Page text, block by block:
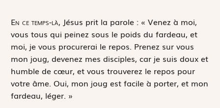
En ce temps-là, Jésus prit la parole : « Venez à moi,
vous tous qui peinez sous le poids du fardeau, et
moi, je vous procurerai le repos. Prenez sur vous
mon joug, devenez mes disciples, car je suis doux et
humble de cœur, et vous trouverez le repos pour
votre âme. Oui, mon joug est facile à porter, et mon
fardeau, léger. »